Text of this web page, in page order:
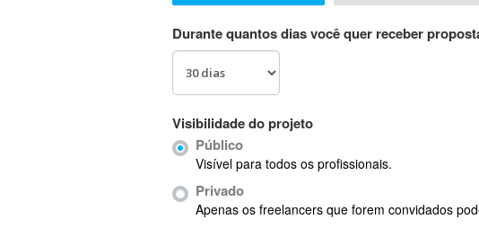
Ab Initio
ABIS
AbleCommerce
Ableton Live
Durante quantos dias você quer receber
Visibilidade do projeto
Público
Visível para todos os profissionais.
Privado
Apenas os freelancers que forem convidados